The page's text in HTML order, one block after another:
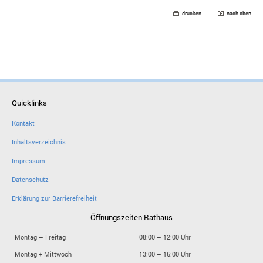
drucken nach oben
Quicklinks
Kontakt
Inhaltsverzeichnis
Impressum
Datenschutz
Erklärung zur Barrierefreiheit
Öffnungszeiten Rathaus
Montag – Freitag
08:00 – 12:00 Uhr
Montag + Mittwoch
13:00 – 16:00 Uhr